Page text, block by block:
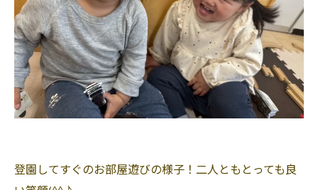
登園してすぐのお部屋遊びの様子！二人ともとっても良